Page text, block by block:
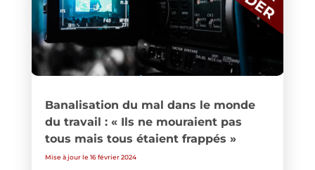
Banalisation du mal dans le monde
du travail : « Ils ne mouraient pas
tous mais tous étaient frappés »
Mise à jour le 16 février 2024